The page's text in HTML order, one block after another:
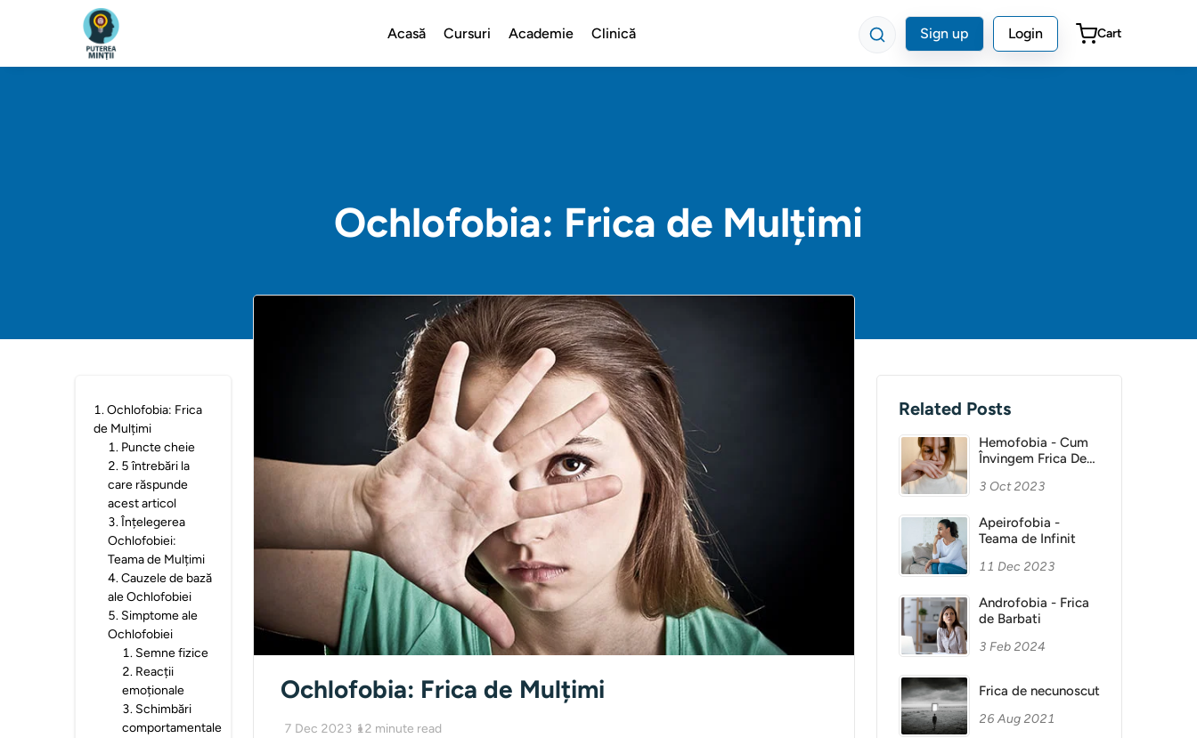
Acasă Cursuri Academie Clinică Sign up Login Cart
Ochlofobia: Frica de Mulțimi
1.Ochlofobia: Frica
de Mulțimi
1. Puncte cheie
2. 5 întrebări la
care răspunde
acest articol
3.Înțelegerea
Ochlofobiei:
Teama de Mulțimi
4.Cauzele de bază
ale Ochlofobiei
5. Simptome ale
Ochlofobiei
1. Semne fizice
2. Reacții
emoționale
3. Schimbări
comportamentale
Ochlofobia: Frica de Mulțimi
7 Dec 2023 12 minute read
Related Posts
Hemofobia - Cum
Învingem Frica De
3 Oct 2023
Apeirofobia -
Teama de Infinit
11 Dec 2023
Androfobia - Frica
de Barbati
3 Feb 2024
Frica de necunoscut
26 Aug 2021